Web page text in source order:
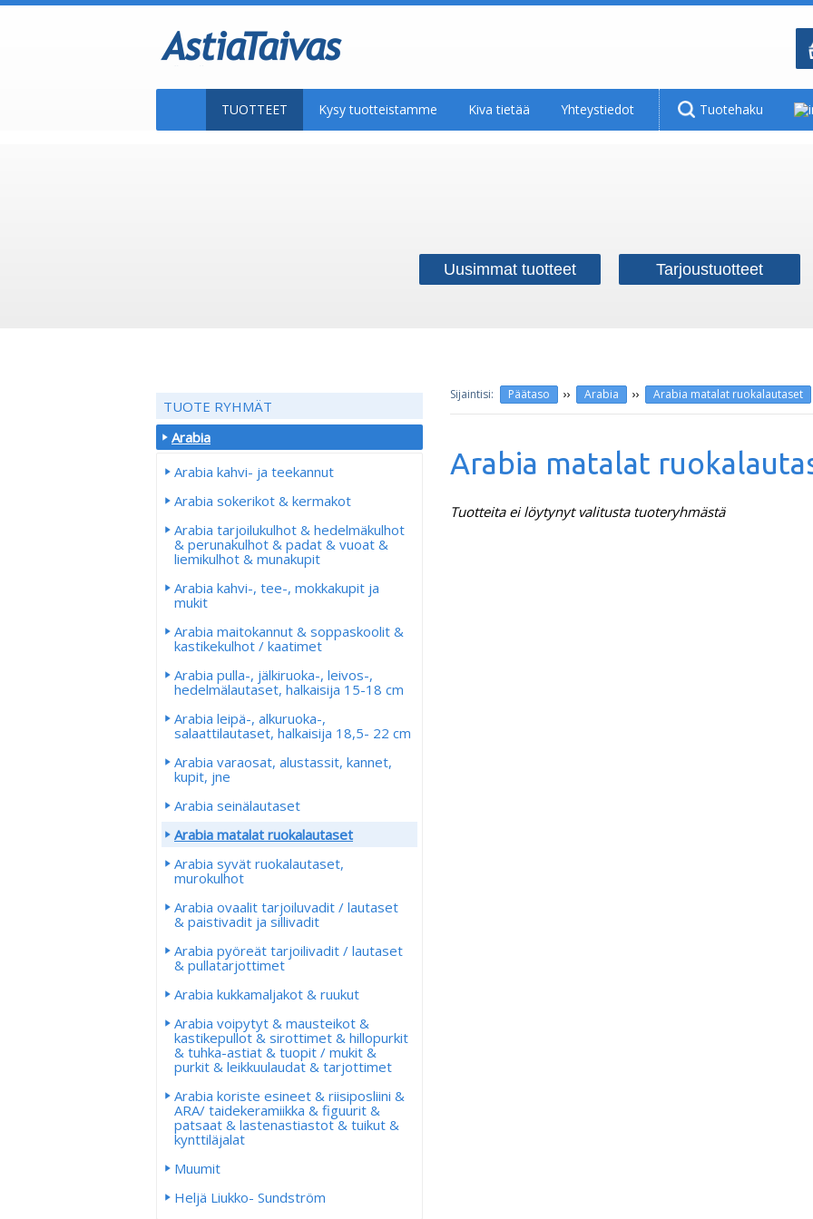
TUOTTEET Kysy tuotteistamme Kiva tietää Yhteystiedot Tuotehaku
Uusimmat tuotteet Tarjoustuotteet
Päätaso ›› Arabia ›› Arabia matalat ruokalautaset
Arabia matalat
Tuotteita ei löytynyt valitusta tuoteryhmästä
TUOTE RYHMÄT
Arabia
Arabia kahvi- ja teekannut
Arabia sokerikot & kermakot
Arabia tarjoilukulhot & hedelmäkulhot
& perunakulhot & padat & vuoat &
liemikulhot & munakupit
Arabia kahvi-, tee-, mokkakupit ja
mukit
Arabia maitokannut & soppaskoolit &
kastikekulhot / kaatimet
Arabia pulla-, jälkiruoka-, leivos-,
hedelmälautaset, halkaisija 15-18 cm
Arabia leipä-, alkuruoka-,
salaattilautaset, halkaisija 18,5- 22 cm
Arabia varaosat, alustassit, kannet,
kupit, jne
Arabia seinälautaset
Arabia matalat ruokalautaset
Arabia syvät ruokalautaset,
murokulhot
Arabia ovaalit tarjoiluvadit / lautaset
& paistivadit ja sillivadit
Arabia pyöreät tarjoilivadit / lautaset
& pullatarjottimet
Arabia kukkamaljakot & ruukut
Arabia voipytyt & mausteikot &
kastikepullot & sirottimet & hillopurkit
& tuhka-astiat & tuopit / mukit &
purkit & leikkuulaudat & tarjottimet
Arabia koriste esineet & riisiposliini &
ARA/ taidekeramiikka & figuurit &
patsaat & lastenastiastot & tuikut &
kynttiläjalat
Muumit
Heljä Liukko- Sundström